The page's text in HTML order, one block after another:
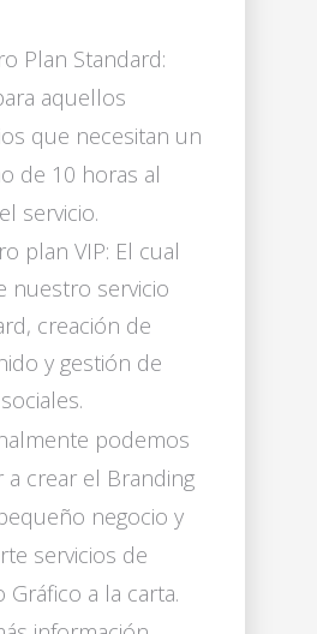
Plan Standard:
aquellos
que necesitan un
de 10 horas al
servicio.
plan VIP: El cual
nuestro servicio
creación de
y gestión de
podemos
a crear el Branding
negocio y
servicios de
Gráfico a la carta.